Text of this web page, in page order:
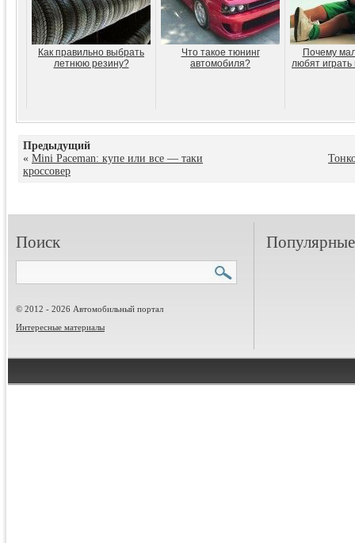
Как правильно выбрать
летнюю резину?
Что такое тюнинг
автомобиля?
Почему
любят
Предыдущий
« Mini Paceman: купе или все — таки
кроссовер
Поиск
© 2012 - 2026 Автомобильный портал
Интересные материалы
Популярные